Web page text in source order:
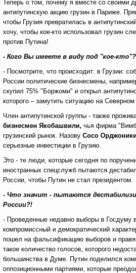
Теперь о том, почему я вместе со своими
антипутинскую акцию грузин в Париже.
чтобы Грузия превратилась в
хочу, чтобы кое-кто использовал грузин
против Путина!
- Кого Вы имеете в виду под "кое-кто"?
- Посмотрите, что происходит: в Грузии:
России политические бизнесмены,
скупил 75% "Боржоми" и открыл
которого – замутить ситуацию на Северном
Член антипутинской группы - также
бизнесмен Якобашвили, чья фирма
грузинский рынок. Назову Сосо
серьезные инвестиции в Грузию.
Это - те люди, которые сегодня по
иностранных спецслужб пытаются
России, чтобы Путин не стал президентом.
- Что значит - пытаются
России?!
- Проведенные недавно выборы в Госдуму
компромиссный и демократический
пошел на фальсификацию выборов и
такое количество голосов, которого
большинства в Думе. Путин поделился
оппозиционными партиями, которые